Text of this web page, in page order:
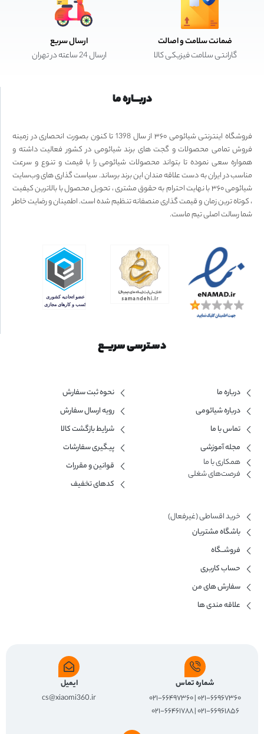
ضمانت سلامت و اصالت
گارانتی سلامت فیزیکی کالا
ارسال سریع
ارسال 24 ساعته در تهران
دربـــاره ما
فروشگاه اینترنتی شیائومی ۳۶۰ از سال 1398 تا کنون بصورت انحصاری در زمینه
فروش تمامی محصولات و گجت های برند شیائومی در کشور فعالیت داشته و
همواره سعی نموده تا بتواند محصولات شیائومی را با قیمت و تنوع و سرعت
مناسب در ایران به دست علاقه مندان این برند برساند. سیاست گذاری های وب‌سایت
شیائومی ۳۶۰ با نهایت احترام به حقوق مشتری ، تحویل محصول با بالاترین کیفیت
، کوتاه ترین زمان و قیمت گذاری منصفانه تنظیم شده است. اطمینان و رضایت خاطر
شما رسالت اصلی تیم ماست.
دسـترسی سریــع
درباره ما
درباره شیائومی
تماس با ما
مجله آموزشی
همکاری با ما​
فرصت‌های شغلی
نحوه ثبت سفارش
رویه ارسال سفارش
شرایط بازگشت کالا
پیگیری سفارشات
قوانین و مقررات
کدهای تخفیف
خرید اقساطی (غیرفعال)
باشگاه مشتریان
فروشــگاه
حساب کاربری
سفارش های من
علاقه مندی ها
شماره تماس
۰۲۱-۶۶۹۶۷۳۶۰ | ۰۲۱-۶۶۴۹۷۳۶۰
۰۲۱-۶۶۹۶۱۸۵۶ | ۰۲۱-۶۶۴۶۱۷۸۸
ایمیل
cs@xiaomi360.ir